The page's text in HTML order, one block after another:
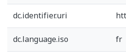
dc.identifier.uri
dc.language.iso
fr